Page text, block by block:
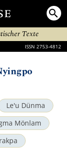
Texte
ISSN 2753-4812
Le'u Dünma
Mönlam